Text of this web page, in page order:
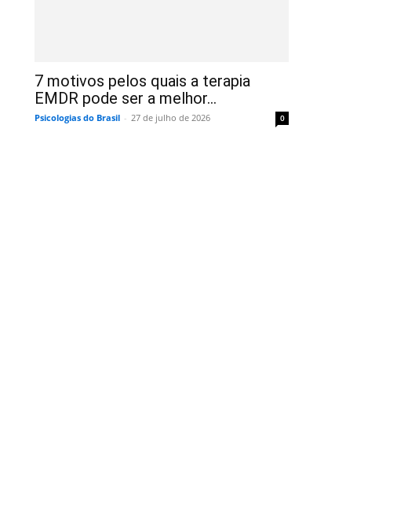
7 motivos pelos quais a terapia
EMDR pode ser a melhor...
Psicologias do Brasil - 27 de julho de 2026 0